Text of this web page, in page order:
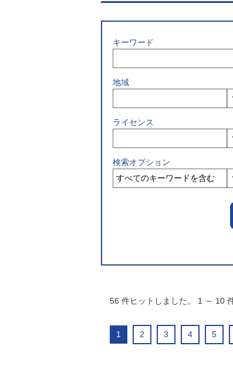
キーワード
地域
ライセンス
検索オプション
56 件ヒットしました。 1 ～ 10
1 2 3 4 5